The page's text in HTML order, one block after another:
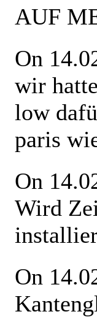
AUF
On
wir
low
paris
On
Wird
On